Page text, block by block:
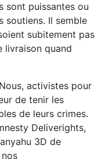
sont puissantes ou
soutiens. Il semble
subitement pas
livraison quand
activistes pour
de tenir les
de leurs crimes.
Deliverights,
3D de